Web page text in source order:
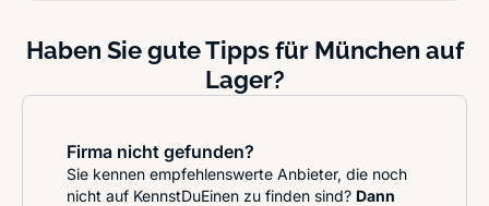
Haben Sie gute Tipps für München auf
Lager?
Firma nicht gefunden?
Sie kennen empfehlenswerte Anbieter, die noch
nicht auf KennstDuEinen zu finden sind? Dann